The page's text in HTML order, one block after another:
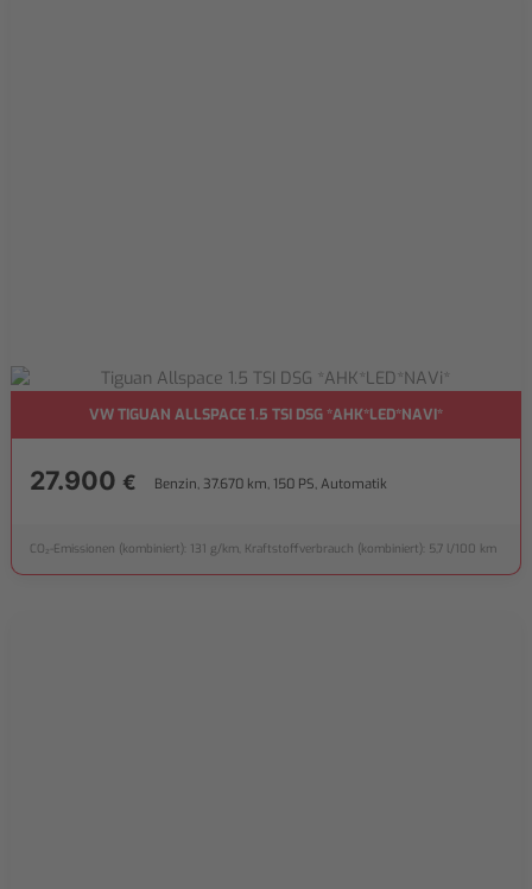
VW TIGUAN ALLSPACE 1.5 TSI DSG *AHK*LED*NAVI*
27.900 € Benzin, 37.670 km, 150 PS, Automatik
CO₂-Emissionen (kombiniert): 131 g/km, Kraftstoffverbrauch (kombiniert): 5,7 l/100 km